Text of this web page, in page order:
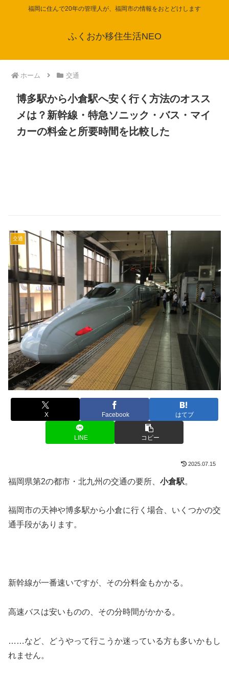
福岡に住んで20年の管理人が、福岡市の情報をおとどけします
ふくおか移住生活NEO
ホーム 交通
博多駅から小倉駅へ安く行く方法のオスス
メは？新幹線・特急ソニック・バス・マイ
カーの料金と所要時間を比較した
交通
X Facebook はてブ
LINE コピー
2025.07.15
福岡県第2の都市・北九州の交通の要所、 小倉駅。
福岡市の天神や博多駅から小倉に行く場合、いくつかの交
通手段があります。
新幹線が一番速いですが、その分料金もかかる。
高速バスは安いものの、その分時間がかかる。
……など、どうやって行こうか迷っている方も多いかもし
れません。